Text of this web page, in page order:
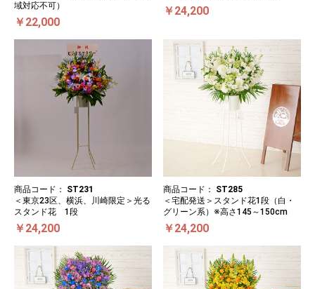
域対応不可）
￥22,000
￥24,200
商品コード： ST231
＜東京23区、横浜、川崎限定＞光る
スタンド花 1段
￥24,200
商品コード： ST285
＜宅配発送＞スタンド花1段（白・
グリーン系）※高さ145～150cm
￥24,200